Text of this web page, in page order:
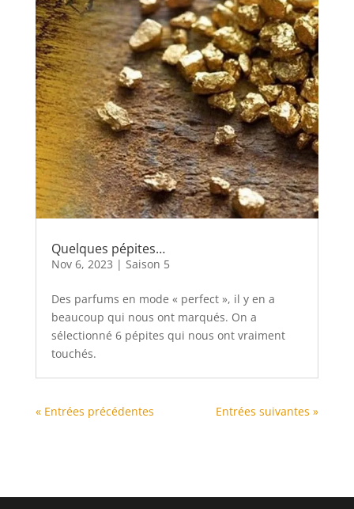
Quelques pépites…
Nov 6, 2023 | Saison 5
Des parfums en mode « perfect », il y en a
beaucoup qui nous ont marqués. On a
sélectionné 6 pépites qui nous ont vraiment
touchés.
« Entrées précédentes Entrées suivantes »